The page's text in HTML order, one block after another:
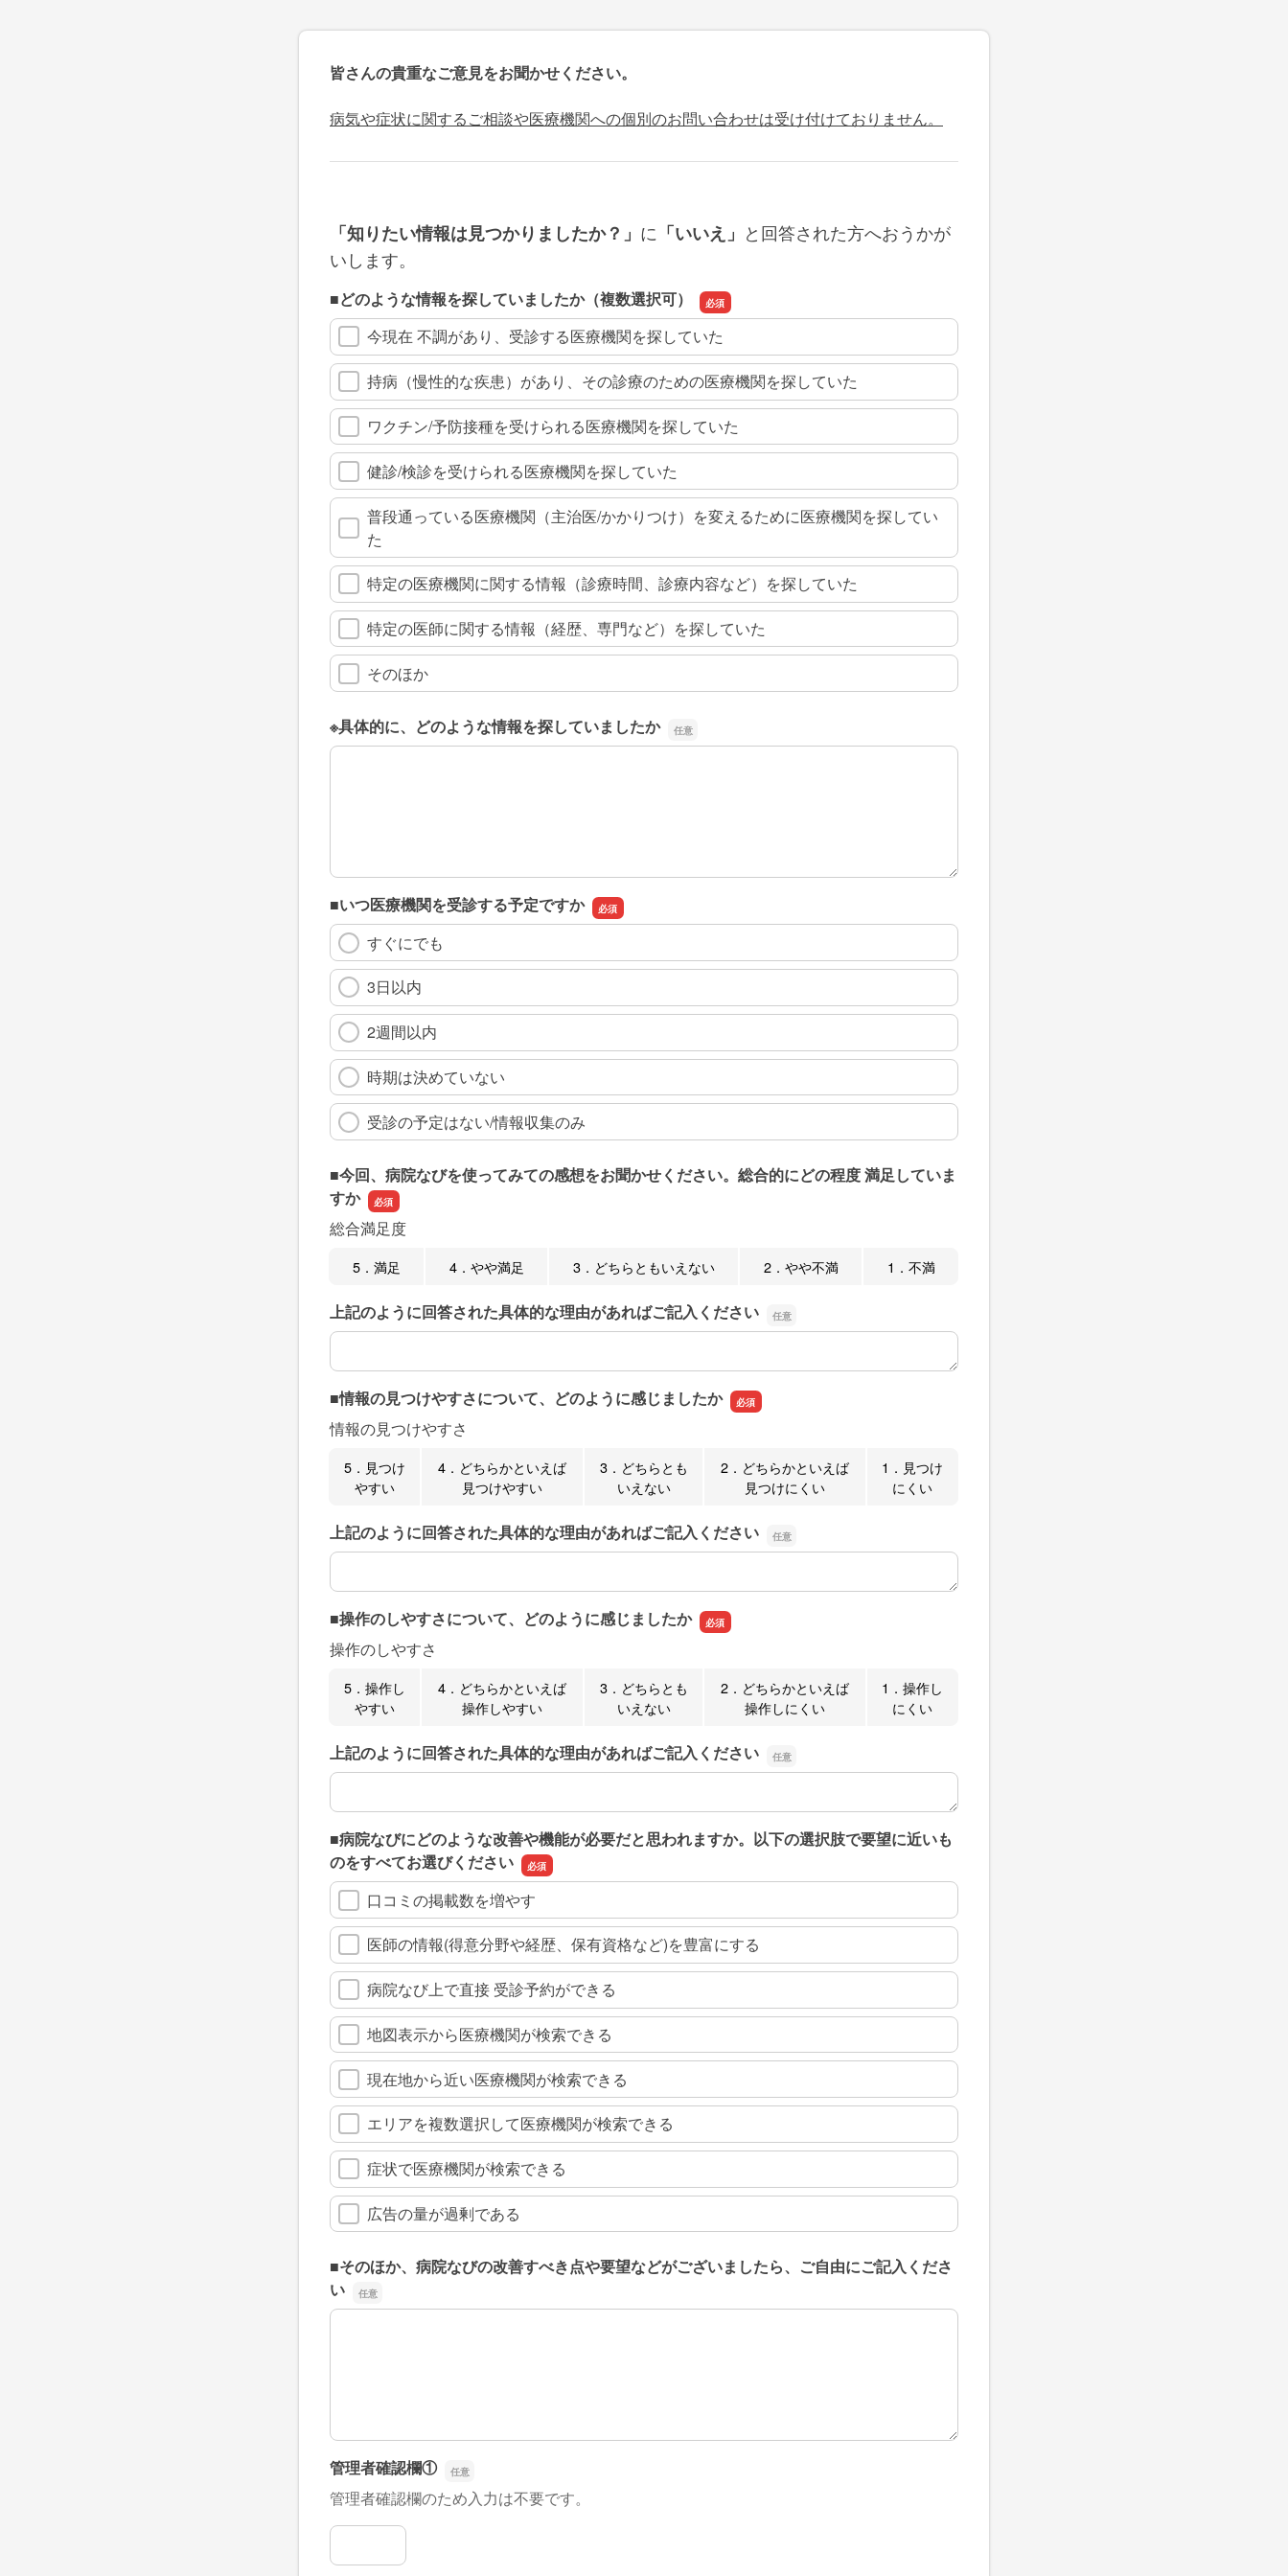
皆さんの貴重なご意見をお聞かせください。
病気や症状に関するご相談や医療機関への個別のお問い合わせは受け付けておりません。
「知りたい情報は見つかりましたか？」 に 「いいえ」 と回答された方へおうかが
いします。
■どのような情報を探していましたか（複数選択可）
今現在 不調があり、受診する医療機関を探していた
持病（慢性的な疾患）があり、その診療のための医療機関を探していた
ワクチン/予防接種を受けられる医療機関を探していた
健診/検診を受けられる医療機関を探していた
普段通っている医療機関（主治医/かかりつけ）を変えるために医療機関を探してい
た
特定の医療機関に関する情報（診療時間、診療内容など）を探していた
特定の医師に関する情報（経歴、専門など）を探していた
そのほか
※具体的に、どのような情報を探していましたか
※具体的に、どのような情報を探していましたか
■いつ医療機関を受診する予定ですか
すぐにでも
3日以内
2週間以内
時期は決めていない
受診の予定はない/情報収集のみ
■今回、病院なびを使ってみての感想をお聞かせください。総合的にどの程度 満足していま
すか
総合満足度
5．満足 4．やや満足 3．どちらともいえない 2．やや不満 1．不満
上記のように回答された具体的な理由があればご記入ください
上記のように回答された具体的な理由があればご記入ください
■情報の見つけやすさについて、どのように感じましたか
情報の見つけやすさ
5．見つけ
やすい
4．どちらかといえば
見つけやすい
3．どちらとも
いえない
2．どちらかといえば
見つけにくい
1．見つけ
にくい
上記のように回答された具体的な理由があればご記入ください
上記のように回答された具体的な理由があればご記入ください
■操作のしやすさについて、どのように感じましたか
操作のしやすさ
5．操作し
やすい
4．どちらかといえば
操作しやすい
3．どちらとも
いえない
2．どちらかといえば
操作しにくい
1．操作し
にくい
上記のように回答された具体的な理由があればご記入ください
上記のように回答された具体的な理由があればご記入ください
■病院なびにどのような改善や機能が必要だと思われますか。以下の選択肢で要望に近いも
のをすべてお選びください
口コミの掲載数を増やす
医師の情報(得意分野や経歴、保有資格など)を豊富にする
病院なび上で直接 受診予約ができる
地図表示から医療機関が検索できる
現在地から近い医療機関が検索できる
エリアを複数選択して医療機関が検索できる
症状で医療機関が検索できる
広告の量が過剰である
■そのほか、病院なびの改善すべき点や要望などがございましたら、ご自由にご記入くださ
い
■そのほか、病院なびの改善すべき点や要望などがございましたら、ご自由にご記入ください
管理者確認欄①
管理者確認欄のため入力は不要です。
管理者確認欄①